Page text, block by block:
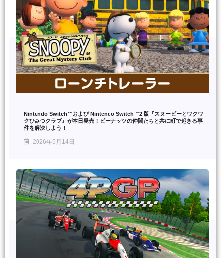
Nintendo Switch™および Nintendo Switch™2 版『スヌーピーとワクワ
クひみつクラブ』が本日発売！ピーナッツの仲間たちと共に町で起きる事
件を解決しよう！
2026年5月14日